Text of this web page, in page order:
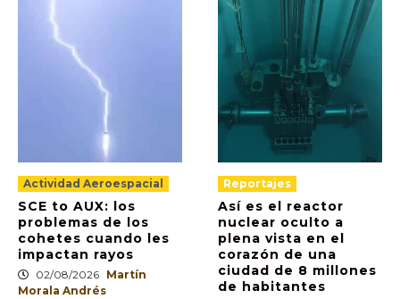
Actividad Aeroespacial
SCE to AUX: los
problemas de los
cohetes cuando les
impactan rayos
02/08/2026 Martín
Morala Andrés
Reportajes
Así es el reactor
nuclear oculto a
plena vista en el
corazón de una
ciudad de 8 millones
de habitantes